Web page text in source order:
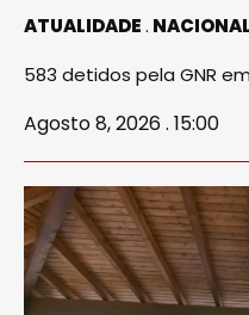
ATUALIDADE NACIONAL
583 detidos pela GNR
Agosto 8, 2026 . 15:00